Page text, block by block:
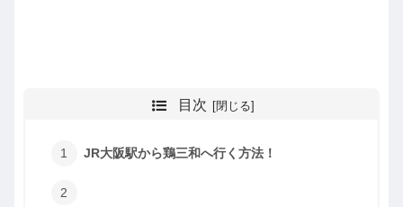
目次
JR大阪駅から鶏三和へ行く方法！